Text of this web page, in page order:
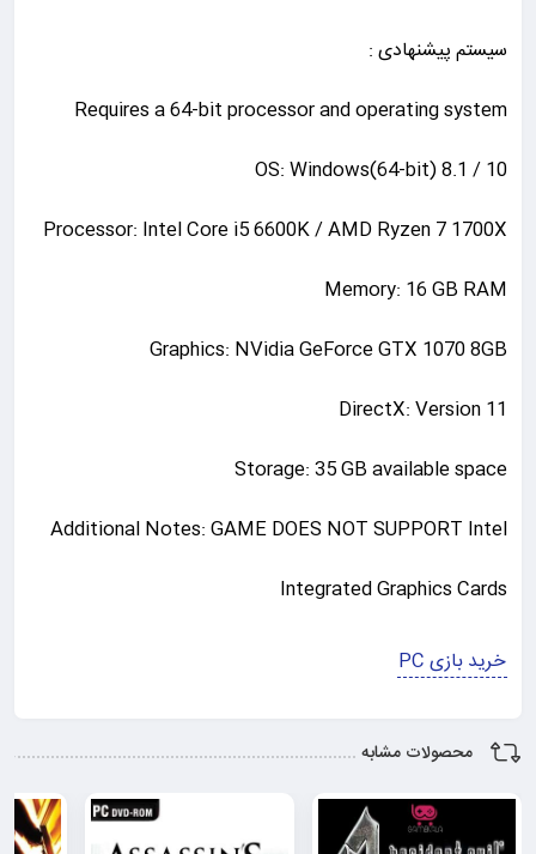
سیستم پیشنهادی :
Requires a 64-bit processor and operating system
OS: Windows(64-bit) 8.1 / 10
Processor: Intel Core i5 6600K / AMD Ryzen 7 1700X
Memory: 16 GB RAM
Graphics: NVidia GeForce GTX 1070 8GB
DirectX: Version 11
Storage: 35 GB available space
Additional Notes: GAME DOES NOT SUPPORT Intel
Integrated Graphics Cards
خرید بازی PC
محصولات مشابه